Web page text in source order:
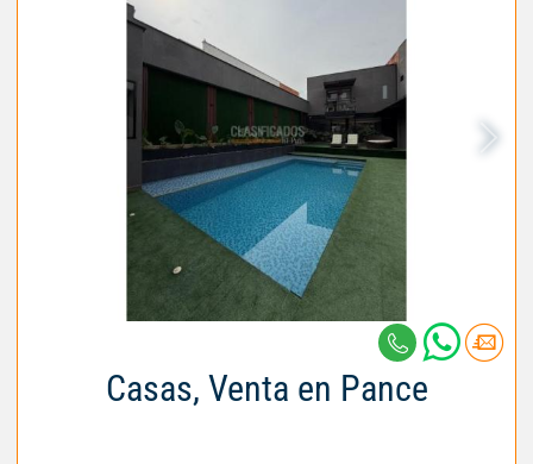
Casas, Venta en Pance